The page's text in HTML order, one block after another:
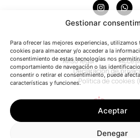
Gestionar
Para ofrecer las mejores experiencias,
cookies para almacenar y/o acceder a la
consentimiento de estas tecnologías nos
comportamiento de navegación o las
consentir o retirar el consentimiento, puede
características y funciones.
Aceptar
Denegar
Aviso legal
Declaración de
Política de cookies